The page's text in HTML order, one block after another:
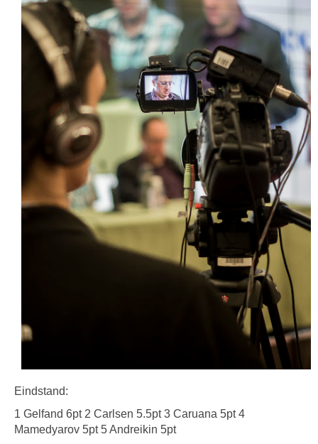
Eindstand:
1 Gelfand 6pt 2 Carlsen 5.5pt 3 Caruana 5pt 4
Mamedyarov 5pt 5 Andreikin 5pt